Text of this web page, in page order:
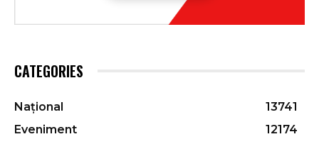
CATEGORIES
Național
13741
Eveniment
12174